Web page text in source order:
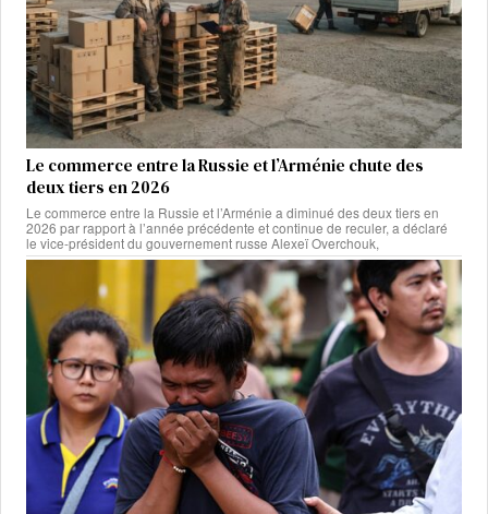
Le commerce entre la Russie et l’Arménie chute des
deux tiers en 2026
Le commerce entre la Russie et l’Arménie a diminué des deux tiers en
2026 par rapport à l’année précédente et continue de reculer, a déclaré
le vice-président du gouvernement russe Alexeï Overchouk,